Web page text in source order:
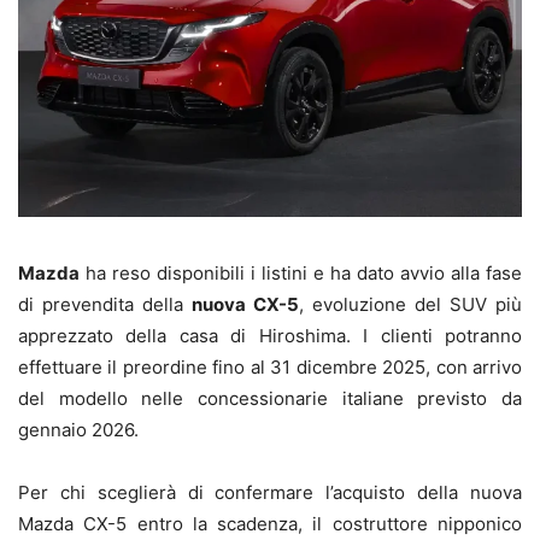
Mazda ha reso disponibili i listini e ha dato avvio alla fase
di prevendita della nuova CX-5, evoluzione del SUV più
apprezzato della casa di Hiroshima. I clienti potranno
effettuare il preordine fino al 31 dicembre 2025, con arrivo
del modello nelle concessionarie italiane previsto da
gennaio 2026.
Per chi sceglierà di confermare l’acquisto della nuova
Mazda CX-5 entro la scadenza, il costruttore nipponico